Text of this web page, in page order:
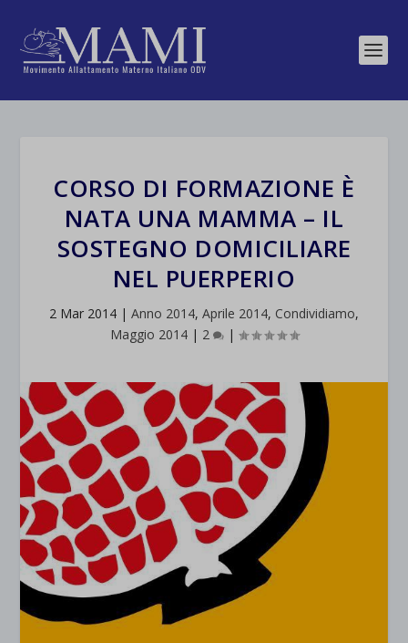
CORSO DI FORMAZIONE È
NATA UNA MAMMA – IL
SOSTEGNO DOMICILIARE
NEL PUERPERIO
2 Mar 2014 | Anno 2014, Aprile 2014, Condividiamo,
Maggio 2014| 2 |